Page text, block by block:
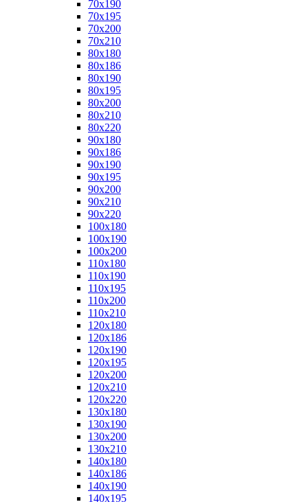
70x190
70x195
70x200
70x210
80x180
80x186
80x190
80x195
80x200
80x210
80x220
90x180
90x186
90x190
90x195
90x200
90x210
90x220
100x180
100x190
100x200
110x180
110x190
110x195
110x200
110x210
120x180
120x186
120x190
120x195
120x200
120x210
120x220
130x180
130x190
130x200
130x210
140x180
140x186
140x190
140x195